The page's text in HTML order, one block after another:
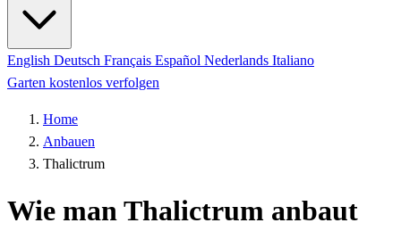
English Deutsch Français Español Nederlands Italiano
Garten kostenlos verfolgen
Home
Anbauen
Thalictrum
Wie man Thalictrum anbaut